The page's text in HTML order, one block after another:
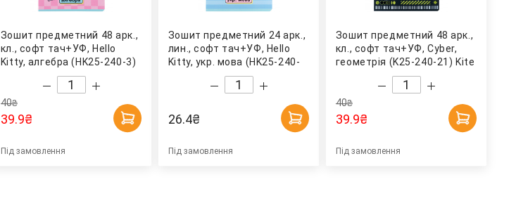
Зошит предметний 48 арк.,
кл., софт тач+УФ, Hello
Kitty, алгебра (HK25-240-3)
40₴
39.9₴
Під замовлення
Зошит предметний 24 арк.,
лин., софт тач+УФ, Hello
Kitty, укр. мова (HK25-240-
26.4₴
Під замовлення
Зошит предметний 48 арк.,
кл., софт тач+УФ, Cyber,
геометрія (K25-240-21) Kite
40₴
39.9₴
Під замовлення